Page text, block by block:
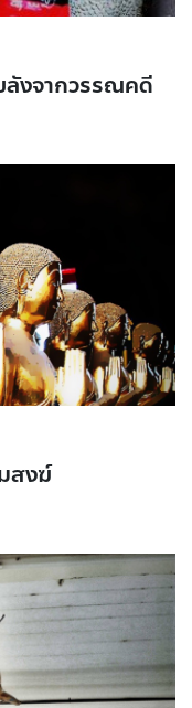
ลังจากวรรณคดี
สงฆ์